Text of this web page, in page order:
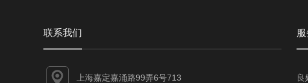
联系我们
上海嘉定嘉涌路99弄6号713 良